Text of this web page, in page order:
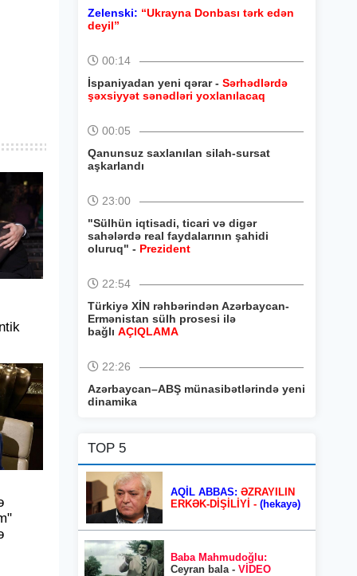
Zelenski: “Ukrayna Donbası tərk edən
deyil”
00:14
İspaniyadan yeni qərar - Sərhədlərdə
şəxsiyyət sənədləri yoxlanılacaq
00:05
Qanunsuz saxlanılan silah-sursat
aşkarlandı
23:00
"Sülhün iqtisadi, ticari və digər
sahələrdə real faydalarının şahidi
oluruq" - Prezident
22:54
Türkiyə XİN rəhbərindən Azərbaycan-
Ermənistan sülh prosesi ilə
bağlı AÇIQLAMA
22:26
Azərbaycan–ABŞ münasibətlərində yeni
dinamika
TOP 5
AQİL ABBAS: ƏZRAYILIN
ERKƏK-DİŞİLİYİ - (hekayə)
Baba Mahmudoğlu:
Ceyran bala - VİDEO